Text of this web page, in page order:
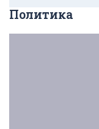
Политика